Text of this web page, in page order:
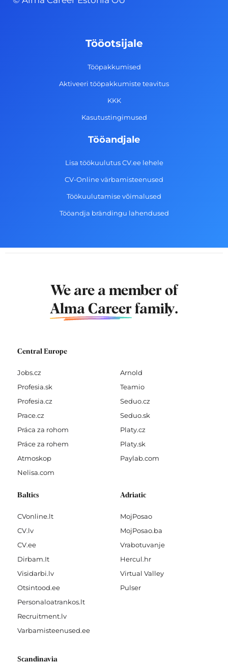
e
-
t
g
a
m
d
n
Tööotsijale
Tööpakkumised
Aktiveeri tööpakkumiste teavitus
KKK
Kasutustingimused
Tööandjale
Lisa töökuulutus CV.ee lehele
CV-Online värbamisteenused
Töökuulutamise võimalused
Tööandja brändingu lahendused
We are a member of
Alma Career family.
Central Europe
Jobs.cz
Profesia.sk
Profesia.cz
Prace.cz
Práca za rohom
Práce za rohem
Atmoskop
Nelisa.com
Arnold
Teamio
Seduo.cz
Seduo.sk
Platy.cz
Platy.sk
Paylab.com
Baltics
CVonline.lt
CV.lv
CV.ee
Dirbam.It
Visidarbi.lv
Otsintood.ee
Personaloatrankos.lt
Recruitment.lv
Varbamisteenused.ee
Adriatic
MojPosao
MojPosao.ba
Vrabotuvanje
Hercul.hr
Virtual Valley
Pulser
Scandinavia